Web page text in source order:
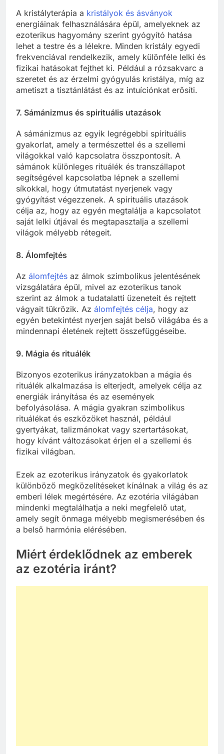
A kristályterápia a kristályok és ásványok
energiáinak felhasználására épül, amelyeknek az
ezoterikus hagyomány szerint gyógyító hatása
lehet a testre és a lélekre. Minden kristály egyedi
frekvenciával rendelkezik, amely különféle lelki és
fizikai hatásokat fejthet ki. Például a rózsakvarc a
szeretet és az érzelmi gyógyulás kristálya, míg az
ametiszt a tisztánlátást és az intuíciónkat erősíti.
7. Sámánizmus és spirituális utazások
A sámánizmus az egyik legrégebbi spirituális
gyakorlat, amely a természettel és a szellemi
világokkal való kapcsolatra összpontosít. A
sámánok különleges rituálék és transzállapot
segítségével kapcsolatba lépnek a szellemi
síkokkal, hogy útmutatást nyerjenek vagy
gyógyítást végezzenek. A spirituális utazások
célja az, hogy az egyén megtalálja a kapcsolatot
saját lelki útjával és megtapasztalja a szellemi
világok mélyebb rétegeit.
8. Álomfejtés
Az álomfejtés az álmok szimbolikus jelentésének
vizsgálatára épül, mivel az ezoterikus tanok
szerint az álmok a tudatalatti üzeneteit és rejtett
vágyait tükrözik. Az álomfejtés célja, hogy az
egyén betekintést nyerjen saját belső világába és a
mindennapi életének rejtett összefüggéseibe.
9. Mágia és rituálék
Bizonyos ezoterikus irányzatokban a mágia és
rituálék alkalmazása is elterjedt, amelyek célja az
energiák irányítása és az események
befolyásolása. A mágia gyakran szimbolikus
rituálékat és eszközöket használ, például
gyertyákat, talizmánokat vagy szertartásokat,
hogy kívánt változásokat érjen el a szellemi és
fizikai világban.
Ezek az ezoterikus irányzatok és gyakorlatok
különböző megközelítéseket kínálnak a világ és az
emberi lélek megértésére. Az ezotéria világában
mindenki megtalálhatja a neki megfelelő utat,
amely segít önmaga mélyebb megismerésében és
a belső harmónia elérésében.
Miért érdeklődnek az emberek
az ezotéria iránt?